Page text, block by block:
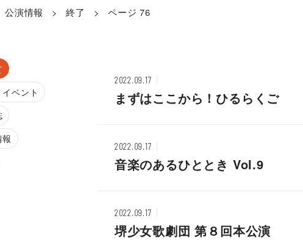
公演情報 > 終了 > ページ 76
ベント
2022.09.17
まずはここから！ひるらくご
2022.09.17
音楽のあるひととき Vol.9
2022.09.17
堺少女歌劇団 第８回本公演